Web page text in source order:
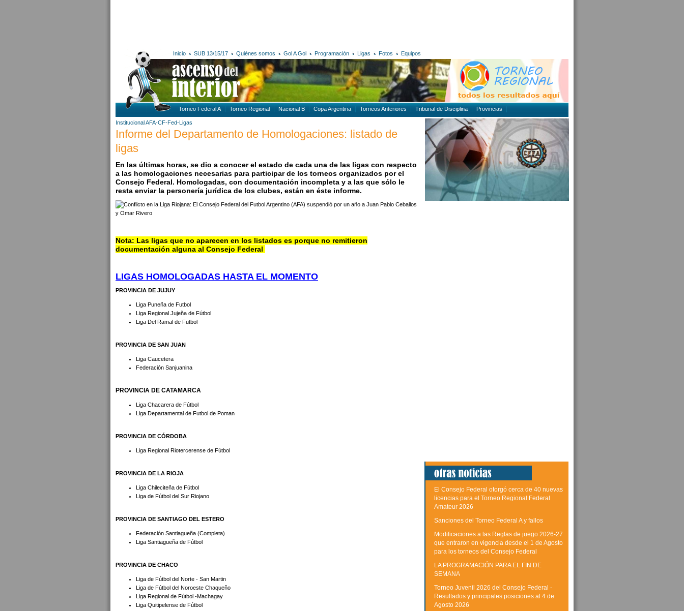
Inicio SUB 13/15/17 Quiénes somos Gol A Gol Programación Ligas Fotos Equipos
Torneo Federal A Torneo Regional Nacional B Copa Argentina Torneos Anteriores Tribunal de Disciplina Provincias
Institucional AFA-CF-Fed-Ligas
Informe del Departamento de Homologaciones: listado de
ligas
En las últimas horas, se dio a conocer el estado de cada una de las ligas con respecto
a las homologaciones necesarias para participar de los torneos organizados por el
Consejo Federal. Homologadas, con documentación incompleta y a las que sólo le
resta enviar la personería jurídica de los clubes, están en éste informe.
Nota: Las ligas que no aparecen en los listados es porque no remitieron
documentación alguna al Consejo Federal
LIGAS HOMOLOGADAS HASTA EL MOMENTO
PROVINCIA DE JUJUY
Liga Puneña de Futbol
Liga Regional Jujeña de Fútbol
Liga Del Ramal de Futbol
PROVINCIA DE SAN JUAN
Liga Caucetera
Federación Sanjuanina
PROVINCIA DE CATAMARCA
Liga Chacarera de Fútbol
Liga Departamental de Futbol de Poman
PROVINCIA DE CÓRDOBA
Liga Regional Riotercerense de Fútbol
PROVINCIA DE LA RIOJA
Liga Chileciteña de Fútbol
Liga de Fútbol del Sur Riojano
PROVINCIA DE SANTIAGO DEL ESTERO
Federación Santiagueña (Completa)
Liga Santiagueña de Fútbol
PROVINCIA DE CHACO
Liga de Fútbol del Norte - San Martin
Liga de Fútbol del Noroeste Chaqueño
Liga Regional de Fútbol -Machagay
Liga Quitipelense de Fútbol
El Consejo Federal otorgó cerca de 40 nuevas
licencias para el Torneo Regional Federal
Amateur 2026
Sanciones del Torneo Federal A y fallos
Modificaciones a las Reglas de juego 2026-27
que entraron en vigencia desde el 1 de Agosto
para los torneos del Consejo Federal
LA PROGRAMACIÓN PARA EL FIN DE
SEMANA
Torneo Juvenil 2026 del Consejo Federal -
Resultados y principales posiciones al 4 de
Agosto 2026